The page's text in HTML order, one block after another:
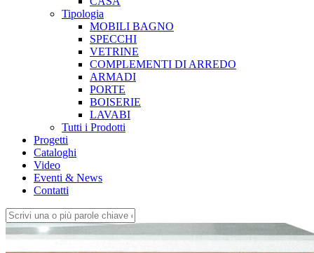
Tipologia
MOBILI BAGNO
SPECCHI
VETRINE
COMPLEMENTI DI ARREDO
ARMADI
PORTE
BOISERIE
LAVABI
Tutti i Prodotti
Progetti
Cataloghi
Video
Eventi & News
Contatti